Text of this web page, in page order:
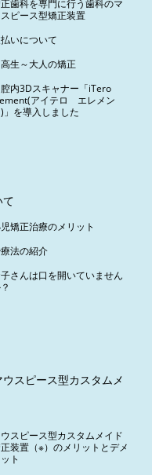
歯科を専門に行う歯科のマ
ピース型矯正装置
いについて
生～大人の矯正
内3Dスキャナー「iTero
アイテロ エレメン
)」を導入しました
矯正治療のメリット
法の紹介
さんは口を開いていません
スピース型カスタムメ
スピース型カスタムメイド
装置（※）のメリットとデメ
ト